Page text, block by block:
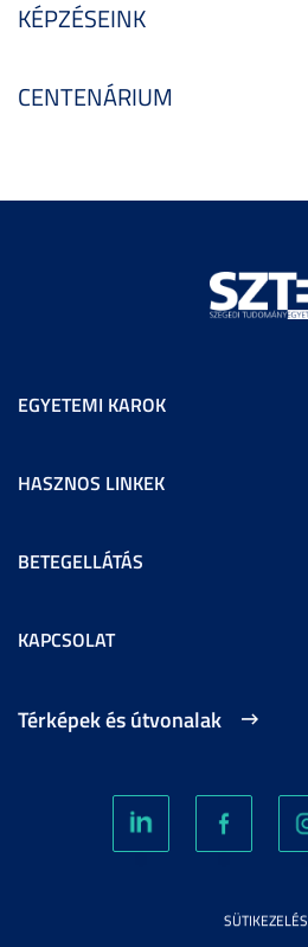
KÉPZÉSEINK
CENTENÁRIUM
EGYETEMI KAROK
HASZNOS LINKEK
BETEGELLÁTÁS
KAPCSOLAT
Térképek és útvonalak
SÜTIKEZELÉS